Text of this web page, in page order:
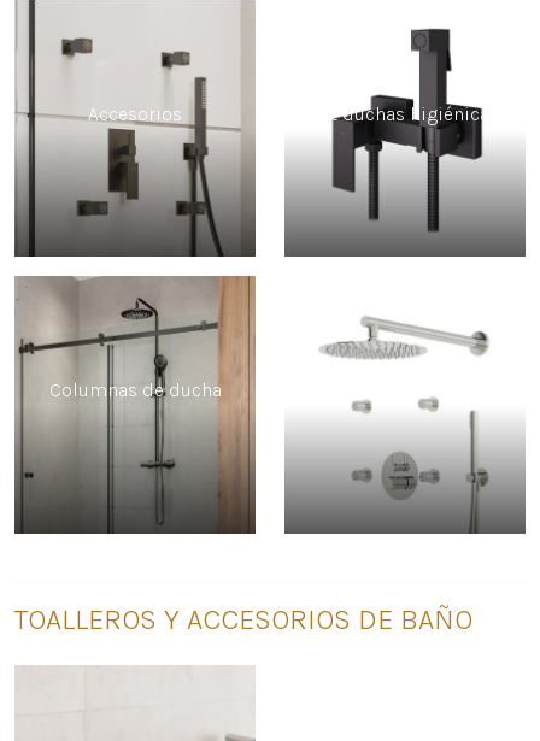
Accesorios Kit duchas higiénicas
Columnas de ducha
TOALLEROS Y ACCESORIOS DE BAÑO